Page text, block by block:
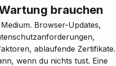
brauchen
Browser-Updates,
ablaufende Zertifikate.
wenn du nichts tust. Eine